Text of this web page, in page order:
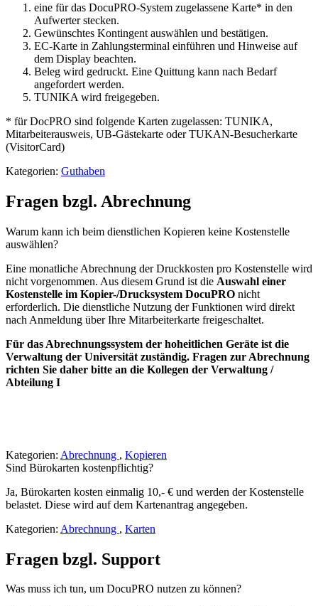
eine für das DocuPRO-System zugelassene Karte* in den
Aufwerter stecken.
Gewünschtes Kontingent auswählen und bestätigen.
EC-Karte in Zahlungsterminal einführen und Hinweise auf
dem Display beachten.
Beleg wird gedruckt. Eine Quittung kann nach Bedarf
angefordert werden.
TUNIKA wird freigegeben.
* für DocPRO sind folgende Karten zugelassen: TUNIKA,
Mitarbeiterausweis, UB-Gästekarte oder TUKAN-Besucherkarte
(VisitorCard)
Kategorien: Guthaben
Fragen bzgl. Abrechnung
Warum kann ich beim dienstlichen Kopieren keine Kostenstelle
auswählen?
Eine monatliche Abrechnung der Druckkosten pro Kostenstelle wird
nicht vorgenommen. Aus diesem Grund ist die Auswahl einer
Kostenstelle im Kopier-/Drucksystem DocuPRO nicht
erforderlich. Die dienstliche Nutzung der Funktionen wird direkt
nach Anmeldung über Ihre Mitarbeiterkarte freigeschaltet.
Für das Abrechnungssystem der hoheitlichen Geräte ist die
Verwaltung der Universität zuständig. Fragen zur Abrechnung
richten Sie daher bitte an die Kollegen der Verwaltung /
Abteilung I
Kategorien: Abrechnung , Kopieren
Sind Bürokarten kostenpflichtig?
Ja, Bürokarten kosten einmalig 10,- € und werden der Kostenstelle
belastet. Diese wird auf dem Kartenantrag angegeben.
Kategorien: Abrechnung , Karten
Fragen bzgl. Support
Was muss ich tun, um DocuPRO nutzen zu können?